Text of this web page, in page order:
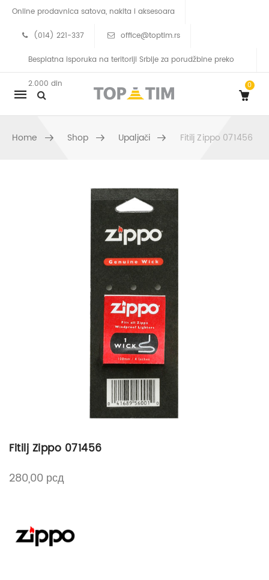
Online prodavnica satova, nakita i aksesoara
(014) 221-337 office@toptim.rs
Besplatna isporuka na teritoriji Srbije za porudžbine preko
2.000 din
Mobile
navigation
0
Home Shop Upaljači Fitilj Zippo 071456
Fitilj Zippo 071456
280,00 рсд